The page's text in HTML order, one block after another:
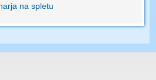
na spletu